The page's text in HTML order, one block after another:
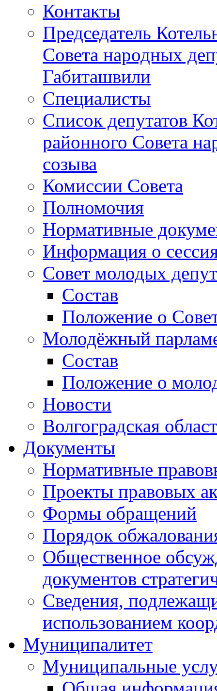
Контакты
Председатель
Совета народных
Габиташвили
Специалисты
Список депутатов
районного Совета
созыва
Комиссии Совета
Полномочия
Нормативные
Информация о
Совет молодых
Состав
Положение о
Молодёжный
Состав
Положение о
Новости
Волгоградская
Документы
Нормативные
Проекты правовых
Формы обращений
Порядок
Общественное
документов
Сведения,
использованием
Муниципалитет
Муниципальные